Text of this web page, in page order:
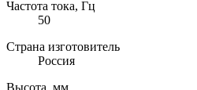
Частота тока, Гц
50
Страна изготовитель
Россия
Высота, мм